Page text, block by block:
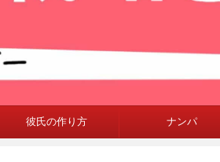
彼氏の作り方 ナンパ